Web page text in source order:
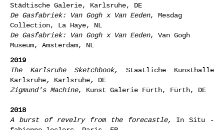
Städtische Galerie, Karlsruhe, DE
De Gasfabriek: Van Gogh x Van Eeden, Mesdag
Collection, La Haye, NL
De Gasfabriek: Van Gogh x Van Eeden, Van Gogh
Museum, Amsterdam, NL
2019
The Karlsruhe Sketchbook, Staatliche Kunsthalle
Karlsruhe, Karlsruhe, DE
Zigmund's Machine, Kunst Galerie Fürth, Fürth, DE
2018
A burst of revelry from the forecastle, In Situ -